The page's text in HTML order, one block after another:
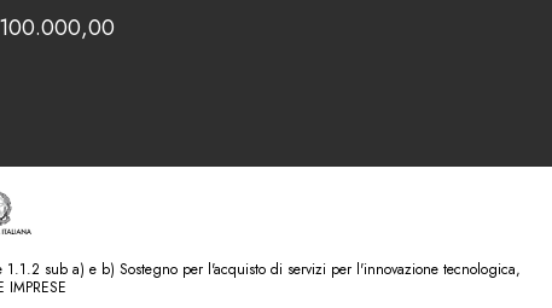
100.000,00
sub a) e b) Sostegno per l'acquisto di servizi per l'innovazione tecnologica,